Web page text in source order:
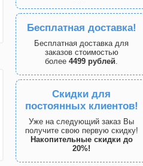
Бесплатная доставка!
Бесплатная доставка для
заказов стоимостью
более 4499 рублей.
Скидки для
постоянных клиентов!
Уже на следующий заказ Вы
получите свою первую скидку!
Накопительные скидки до
20%!